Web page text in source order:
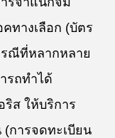
ทางเลือก (บัตร
รณีที่หลากหลาย
รถทําได้
ส ให้บริการ
การจดทะเบียน